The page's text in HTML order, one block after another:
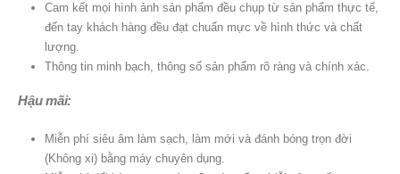
Cam kết mọi hình ảnh sản phẩm đều chụp từ sản phẩm thực tế,
đến tay khách hàng đều đạt chuẩn mực về hình thức và chất
lượng.
Thông tin minh bạch, thông số sản phẩm rõ ràng và chính xác.
Hậu mãi:
Miễn phí siêu âm làm sạch, làm mới và đánh bóng trọn đời
(Không xi) bằng máy chuyên dụng.